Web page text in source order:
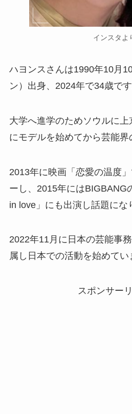
インスタよ
ハヨンスさんは1990年10月
ン）出身、2024年で34歳です
大学へ進学のためソウルに
にモデルを始めてから芸能界
2013年に映画「恋愛の温度
ーし、2015年にはBIGBANG
in love」にも出演し話題にな
2022年11月に日本の芸能事
属し日本での活動を始めてい
スポンサー